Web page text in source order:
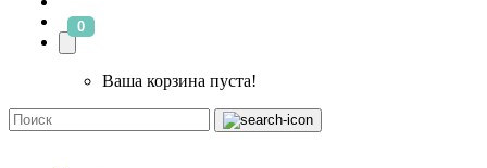
0
Ваша корзина пуста!